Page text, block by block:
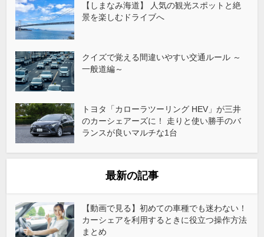
【しまなみ海道】 人気の観光スポットと絶
景を楽しむドライブへ
クイズで覚える間違いやすい交通ルール ～
一般道編～
トヨタ「カローラツーリング HEV」が三井
のカーシェアーズに！ 走りと使い勝手のバ
ランスが良いマルチな1台
最新の記事
【動画で見る】初めての車種でも迷わない！
カーシェアを利用するときに役立つ操作方法
まとめ